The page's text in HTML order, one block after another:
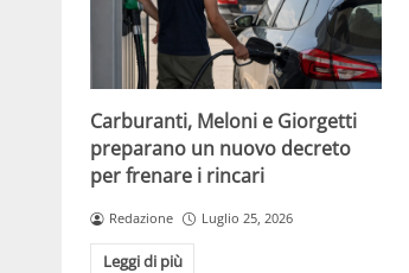
Carburanti, Meloni e Giorgetti
preparano un nuovo decreto
per frenare i rincari
Redazione Luglio 25, 2026
Leggi di più